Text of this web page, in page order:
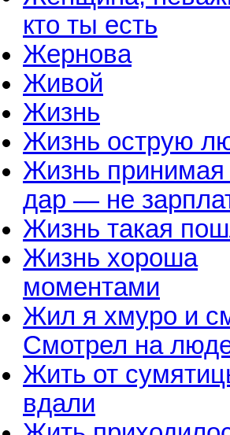
кто ты есть
Жернова
Живой
Жизнь
Жизнь острую
Жизнь принимая
дар — не
Жизнь такая
Жизнь хороша
моментами
Жил я хмуро и
Смотрел на
Жить от
вдали